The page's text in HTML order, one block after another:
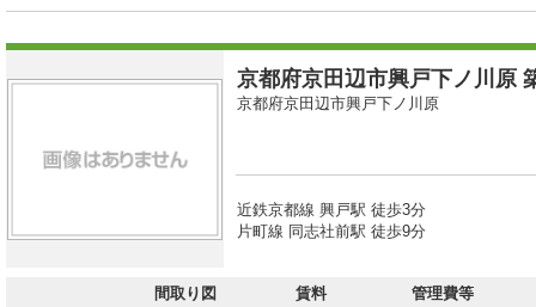
京都府京田辺市興戸下ノ川原
京都府京田辺市興戸下ノ川原
近鉄京都線 興戸駅 徒歩3分
片町線 同志社前駅 徒歩9分
間取り図 賃料 管理費等